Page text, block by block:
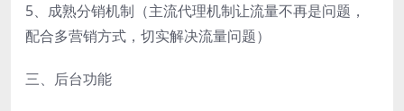
5、成熟分销机制（主流代理机制让流量不再是问题，
配合多营销方式，切实解决流量问题）
三、后台功能